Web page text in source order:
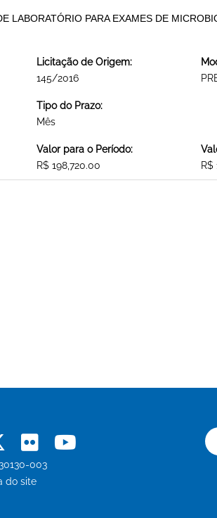
LABORATÓRIO PARA EXAMES DE
Licitação de Origem:
145/2016
Tipo do Prazo:
Mês
Valor para o Período:
R$ 198,720.00
R$
X Flickr
003
do site